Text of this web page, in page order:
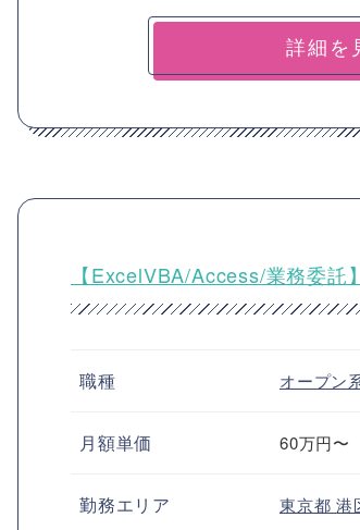
詳細を
【ExcelVBA/Access/業務委
職種 オープン
月額単価 60万円〜
勤務エリア 東京都港